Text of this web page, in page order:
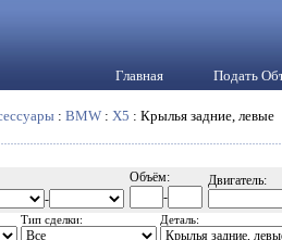
Главная Подать
: BMW : X5 : Крылья задние, левые
-
Объём:
-
Двигатель:
Тип сделки: Деталь: